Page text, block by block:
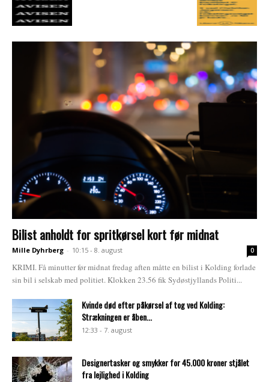
Bilist anholdt for spritkørsel kort før midnat
Mille Dyhrberg - 10:15 - 8. august 0
KRIMI. Få minutter før midnat fredag aften måtte en bilist i Kolding forlade
sin bil i selskab med politiet. Klokken 23.56 fik Sydøstjyllands Politi...
Kvinde død efter påkørsel af tog ved Kolding:
Strækningen er åben...
12:33 - 7. august
Designertasker og smykker for 45.000 kroner stjålet
fra lejlighed i Kolding